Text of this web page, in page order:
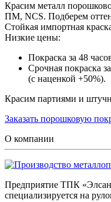
Красим металл
ПМ, NCS. Подберем
Стойкая импортная
Низкие цены:
Покраска за 48
Срочная покраска
(с наценкой +50%).
Красим партиями и
Заказать порошковую
О компании
Предприятие ТПК
специализируется на